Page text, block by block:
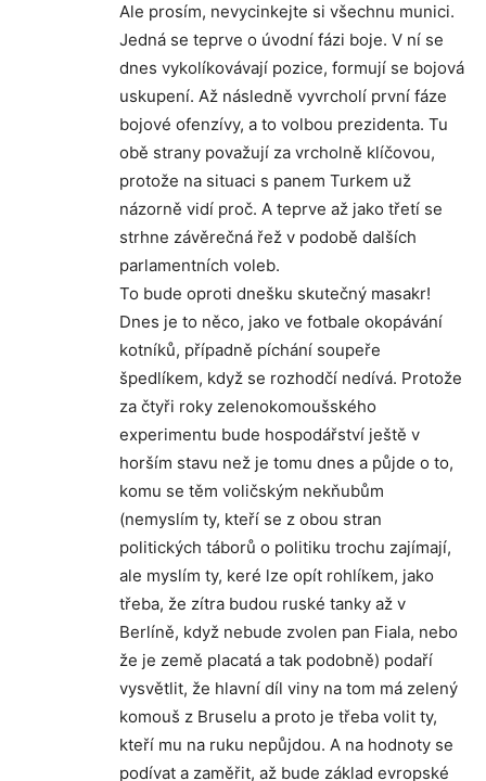
Ale prosím, nevycinkejte si všechnu munici.
Jedná se teprve o úvodní fázi boje. V ní se
dnes vykolíkovávají pozice, formují se bojová
uskupení. Až následně vyvrcholí první fáze
bojové ofenzívy, a to volbou prezidenta. Tu
obě strany považují za vrcholně klíčovou,
protože na situaci s panem Turkem už
názorně vidí proč. A teprve až jako třetí se
strhne závěrečná řež v podobě dalších
parlamentních voleb.
To bude oproti dnešku skutečný masakr!
Dnes je to něco, jako ve fotbale okopávání
kotníků, případně píchání soupeře
špedlíkem, když se rozhodčí nedívá. Protože
za čtyři roky zelenokomoušského
experimentu bude hospodářství ještě v
horším stavu než je tomu dnes a půjde o to,
komu se těm voličským nekňubům
(nemyslím ty, kteří se z obou stran
politických táborů o politiku trochu zajímají,
ale myslím ty, keré lze opít rohlíkem, jako
třeba, že zítra budou ruské tanky až v
Berlíně, když nebude zvolen pan Fiala, nebo
že je země placatá a tak podobně) podaří
vysvětlit, že hlavní díl viny na tom má zelený
komouš z Bruselu a proto je třeba volit ty,
kteří mu na ruku nepůjdou. A na hodnoty se
podívat a zaměřit, až bude základ evropské